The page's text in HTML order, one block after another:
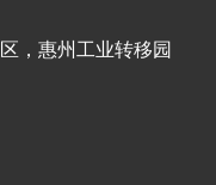
，惠州工业转移园